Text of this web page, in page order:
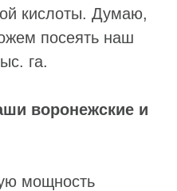
кислоты. Думаю,
посеять наш
га.
воронежские и
мощность